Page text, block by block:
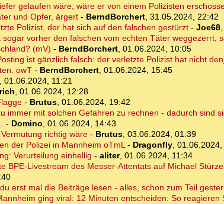
gelaufen wäre, wäre er von einem Polizisten
und Opfer, ärgert - BerndBorchert, 31.05.2024, 22:42
Polizist, der hat sich auf den falschen gestürzt- Joe68,
sogar vorher den falschen vom echten Täter
(mV) - BerndBorchert, 01.06.2024, 10:05
ist gänzlich falsch: der verletzte Polizist hat nicht
owT - BerndBorchert, 01.06.2024, 15:45
, 01.06.2024, 11:21
, 01.06.2024, 12:28
- Brutus, 01.06.2024, 19:42
immer mit solchen Gefahren zu rechnen - dadurch sind
- Domino, 01.06.2024, 14:43
richtig wäre- Brutus, 03.06.2024, 01:39
der Polizei in Mannheim oTmL- Dragonfly, 01.06.2024,
Verurteilung einhellig - aliter, 01.06.2024, 11:34
BPE-Livestream des Messer-Attentats auf Michael
erst mal die Beiträge lesen - alles, schon zum Teil
ging viral: 12 Minuten entscheiden: So